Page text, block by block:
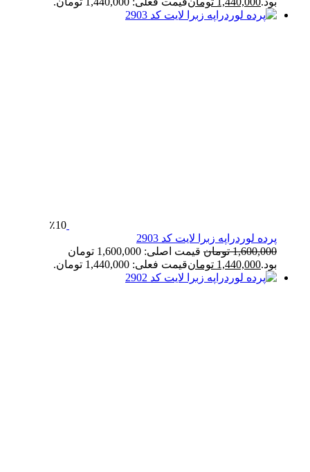
٪10
پرده لوردراپه زبرا لایت کد 2903
1,600,000 تومان
قیمت اصلی: 1,600,000 تومان
بود.1,440,000 تومانقیمت فعلی: 1,440,000 تومان.